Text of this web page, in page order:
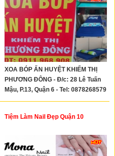
XOA BÓP ẤN HUYỆT KHIẾM THỊ
PHƯƠNG ĐÔNG - Đ/c: 28 Lê Tuấn
Mậu, P.13, Quận 6 - Tel: 0878268579
Tiệm Làm Nail Đẹp Quận 10